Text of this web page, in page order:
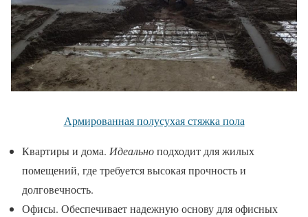
Армированная полусухая стяжка пола
Квартиры и дома. Идеальноподходит для жилых
помещений, где требуется высокая прочность и
долговечность.
Офисы. Обеспечивает надежную основу для офисных